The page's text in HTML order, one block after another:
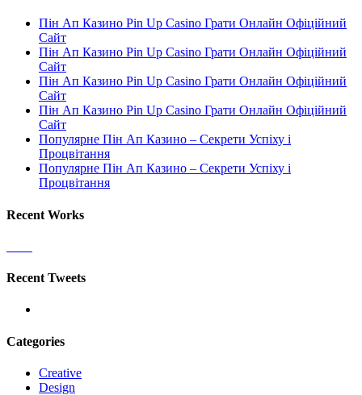
Пін Ап Казино Pin Up Casino Грати Онлайн Офіційний
Сайт
Пін Ап Казино Pin Up Casino Грати Онлайн Офіційний
Сайт
Пін Ап Казино Pin Up Casino Грати Онлайн Офіційний
Сайт
Пін Ап Казино Pin Up Casino Грати Онлайн Офіційний
Сайт
Популярне Пін Ап Казино – Секрети Успіху і
Процвітання
Популярне Пін Ап Казино – Секрети Успіху і
Процвітання
Recent Works
Recent Tweets
Categories
Creative
Design